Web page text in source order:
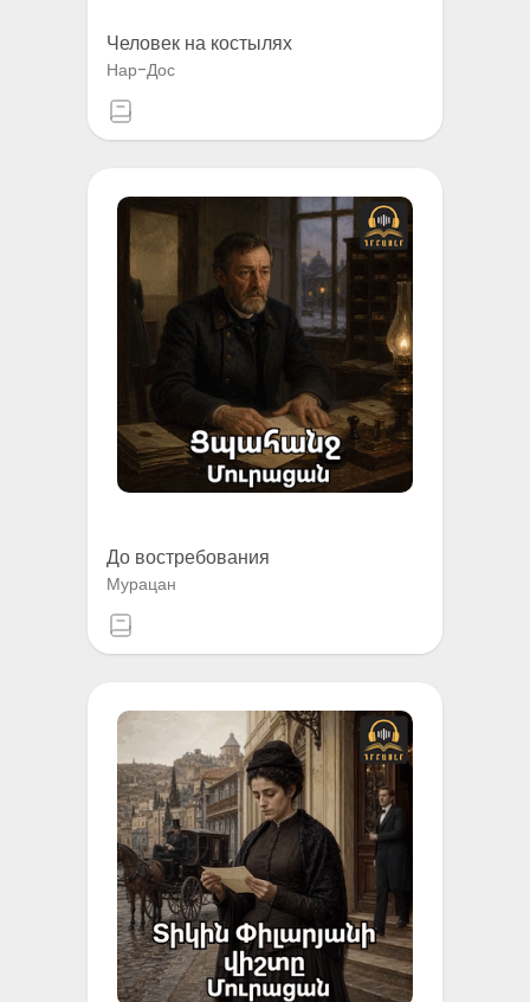
Человек на костылях
Нар-Дос
До востребования
Мурацан